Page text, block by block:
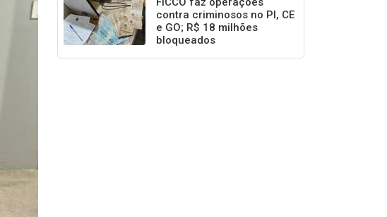
contra criminosos no PI, CE
e GO; R$ 18 milhões
bloqueados